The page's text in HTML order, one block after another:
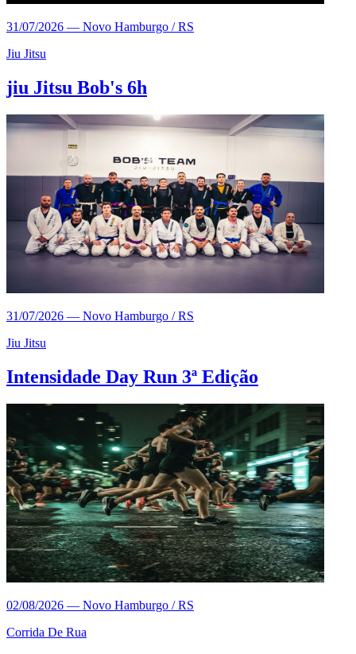
31/07/2026 — Novo Hamburgo / RS
Jiu Jitsu
jiu Jitsu Bob's 6h
31/07/2026 — Novo Hamburgo / RS
Jiu Jitsu
Intensidade Day Run 3ª Edição
02/08/2026 — Novo Hamburgo / RS
Corrida De Rua